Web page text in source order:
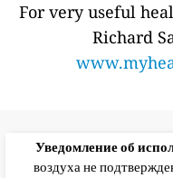
For very useful
Richard
Уведомление об
воздуха не